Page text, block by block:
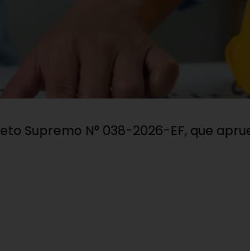
Supremo N° 038-2026-EF, que